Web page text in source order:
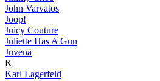
John Varvatos
Joop!
Juicy Couture
Juliette Has A Gun
Juvena
K
Karl Lagerfeld